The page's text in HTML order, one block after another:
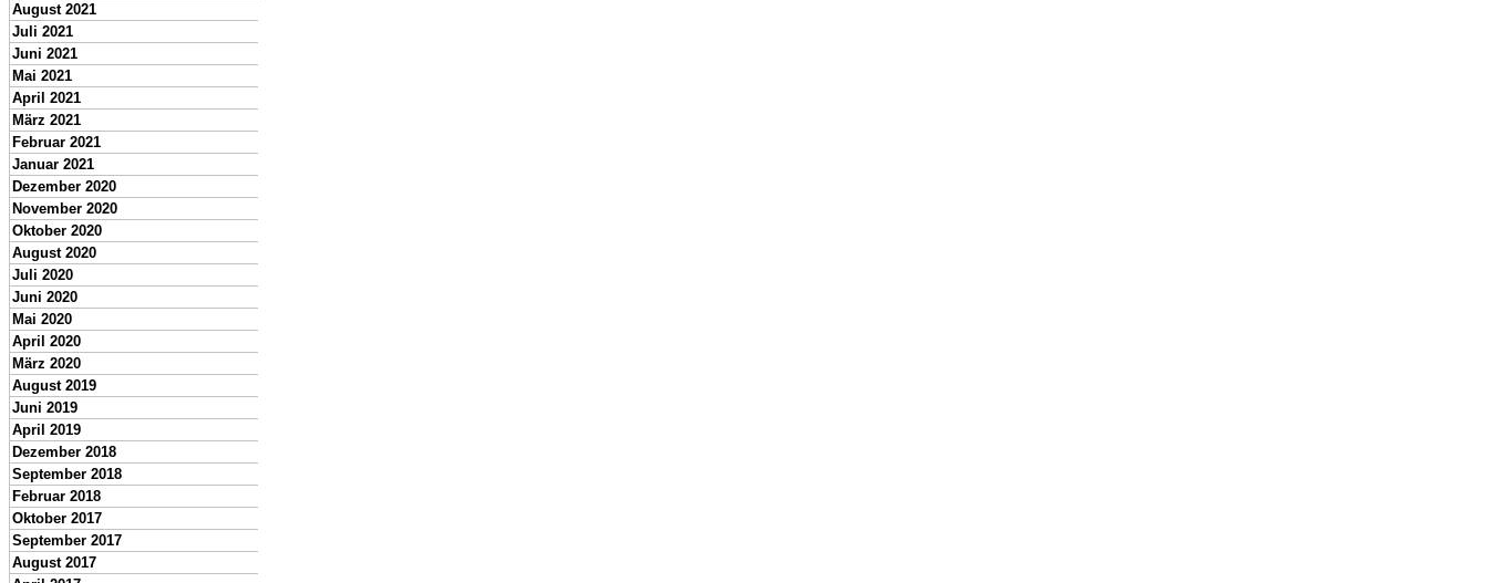
August 2021
Juli 2021
Juni 2021
Mai 2021
April 2021
März 2021
Februar 2021
Januar 2021
Dezember 2020
November 2020
Oktober 2020
August 2020
Juli 2020
Juni 2020
Mai 2020
April 2020
März 2020
August 2019
Juni 2019
April 2019
Dezember 2018
September 2018
Februar 2018
Oktober 2017
September 2017
August 2017